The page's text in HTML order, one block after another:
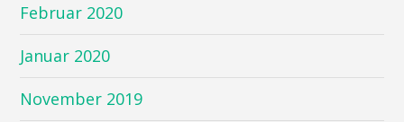
Februar 2020
Januar 2020
November 2019